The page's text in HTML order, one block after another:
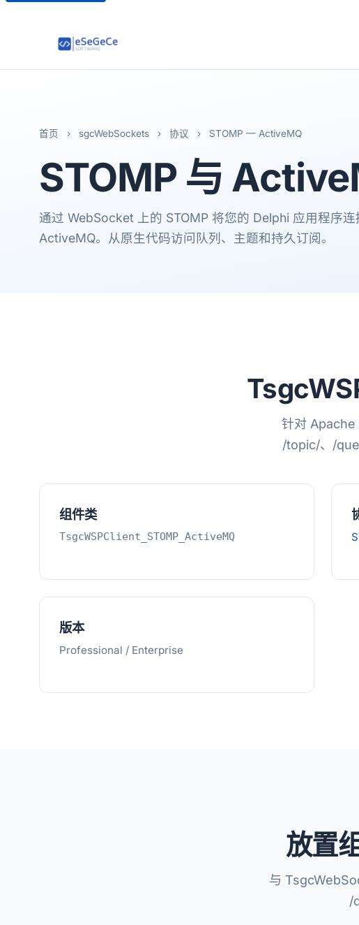
首页 › sgcWebSockets › 协议 › STOMP — ActiveMQ
STOMP与
通过 WebSocket 上的 STOMP 将您的 Delphi 应用程序
ActiveMQ。从原生代码访问队列、主题和持久订阅。
针对 Apache
/topic/、/
组件类
TsgcWSPClient_STOMP_ActiveMQ
版本
Professional / Enterprise
放置
与
/